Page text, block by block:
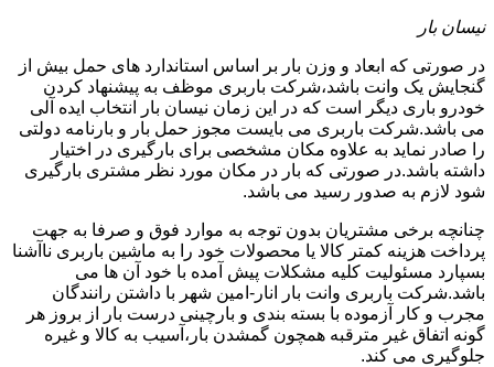
نیسان بار
در صورتی که ابعاد و وزن بار بر اساس استاندارد های حمل بیش از
گنجایش یک وانت باشد،شرکت باربری موظف به پیشنهاد کردن
خودرو باری دیگر است که در این زمان نیسان بار انتخاب ایده آلی
می باشد.شرکت باربری می بایست مجوز حمل بار و بارنامه دولتی
را صادر نماید به علاوه مکان مشخصی برای بارگیری در اختیار
داشته باشد.در صورتی که بار در مکان مورد نظر مشتری بارگیری
شود لازم به صدور رسید می باشد.
چنانچه برخی مشتریان بدون توجه به موارد فوق و صرفا به جهت
پرداخت هزینه کمتر کالا یا محصولات خود را به ماشین باربری ناآشنا
بسپارد مسئولیت کلیه مشکلات پیش آمده با خود آن ها می
باشد.شرکت باربری وانت بار انار-امین شهر با داشتن رانندگان
مجرب و کار آزموده با بسته بندی و بارچینی درست بار از بروز هر
گونه اتفاق غیر مترقبه همچون گمشدن بار،آسیب به کالا و غیره
جلوگیری می کند.